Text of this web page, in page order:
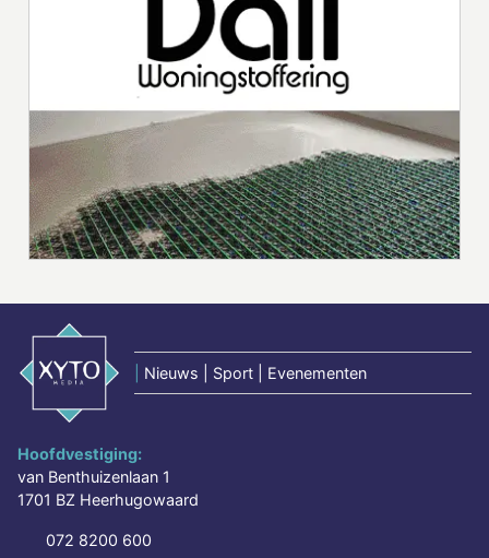
Nieuws | Sport | Evenementen
Hoofdvestiging:
van Benthuizenlaan 1
1701 BZ Heerhugowaard
072 8200 600